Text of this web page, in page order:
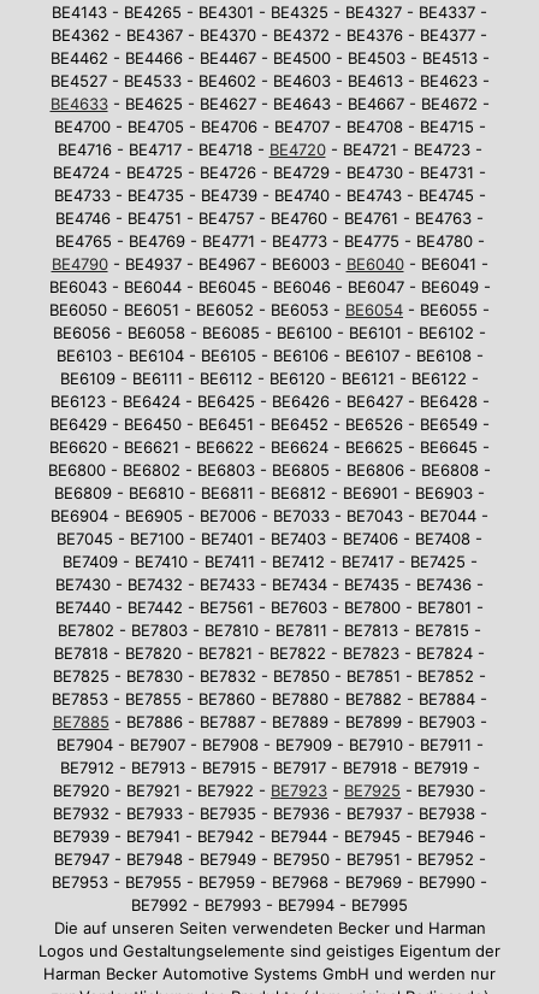
BE4143 - BE4265 - BE4301 - BE4325 - BE4327 - BE4337 -
BE4362 - BE4367 - BE4370 - BE4372 - BE4376 - BE4377 -
BE4462 - BE4466 - BE4467 - BE4500 - BE4503 - BE4513 -
BE4527 - BE4533 - BE4602 - BE4603 - BE4613 - BE4623 -
BE4633- BE4625 - BE4627 - BE4643 - BE4667 - BE4672 -
BE4700 - BE4705 - BE4706 - BE4707 - BE4708 - BE4715 -
BE4716 - BE4717 - BE4718 - BE4720- BE4721 - BE4723 -
BE4724 - BE4725 - BE4726 - BE4729 - BE4730 - BE4731 -
BE4733 - BE4735 - BE4739 - BE4740 - BE4743 - BE4745 -
BE4746 - BE4751 - BE4757 - BE4760 - BE4761 - BE4763 -
BE4765 - BE4769 - BE4771 - BE4773 - BE4775 - BE4780 -
BE4790- BE4937 - BE4967 - BE6003 - BE6040- BE6041 -
BE6043 - BE6044 - BE6045 - BE6046 - BE6047 - BE6049 -
BE6050 - BE6051 - BE6052 - BE6053 - BE6054 - BE6055 -
BE6056 - BE6058 - BE6085 - BE6100 - BE6101 - BE6102 -
BE6103 - BE6104 - BE6105 - BE6106 - BE6107 - BE6108 -
BE6109 - BE6111 - BE6112 - BE6120 - BE6121 - BE6122 -
BE6123 - BE6424 - BE6425 - BE6426 - BE6427 - BE6428 -
BE6429 - BE6450 - BE6451 - BE6452 - BE6526 - BE6549 -
BE6620 - BE6621 - BE6622 - BE6624 - BE6625 - BE6645 -
BE6800 - BE6802 - BE6803 - BE6805 - BE6806 - BE6808 -
BE6809 - BE6810 - BE6811 - BE6812 - BE6901 - BE6903 -
BE6904 - BE6905 - BE7006 - BE7033 - BE7043 - BE7044 -
BE7045 - BE7100 - BE7401 - BE7403 - BE7406 - BE7408 -
BE7409 - BE7410 - BE7411 - BE7412 - BE7417 - BE7425 -
BE7430 - BE7432 - BE7433 - BE7434 - BE7435 - BE7436 -
BE7440 - BE7442 - BE7561 - BE7603 - BE7800 - BE7801 -
BE7802 - BE7803 - BE7810 - BE7811 - BE7813 - BE7815 -
BE7818 - BE7820 - BE7821 - BE7822 - BE7823 - BE7824 -
BE7825 - BE7830 - BE7832 - BE7850 - BE7851 - BE7852 -
BE7853 - BE7855 - BE7860 - BE7880 - BE7882 - BE7884 -
BE7885 - BE7886 - BE7887 - BE7889 - BE7899 - BE7903 -
BE7904 - BE7907 - BE7908 - BE7909 - BE7910 - BE7911 -
BE7912 - BE7913 - BE7915 - BE7917 - BE7918 - BE7919 -
BE7920 - BE7921 - BE7922 - BE7923 - BE7925 - BE7930 -
BE7932 - BE7933 - BE7935 - BE7936 - BE7937 - BE7938 -
BE7939 - BE7941 - BE7942 - BE7944 - BE7945 - BE7946 -
BE7947 - BE7948 - BE7949 - BE7950 - BE7951 - BE7952 -
BE7953 - BE7955 - BE7959 - BE7968 - BE7969 - BE7990 -
BE7992 - BE7993 - BE7994 - BE7995
Die auf unseren Seiten verwendeten Becker und Harman
Logos und Gestaltungselemente sind geistiges Eigentum der
Harman Becker Automotive Systems GmbH und werden nur